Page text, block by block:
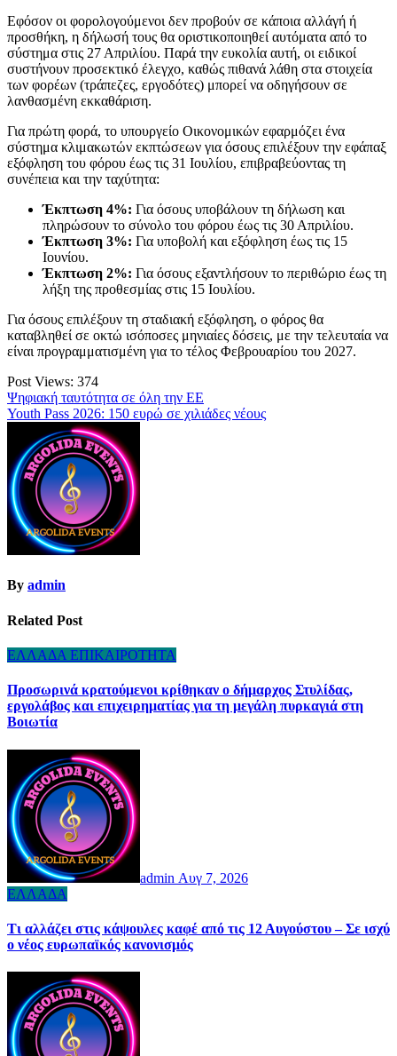
Εφόσον οι φορολογούμενοι δεν προβούν σε κάποια αλλάγή ή
προσθήκη, η δήλωσή τους θα οριστικοποιηθεί αυτόματα από το
σύστημα στις 27 Απριλίου. Παρά την ευκολία αυτή, οι ειδικοί
συστήνουν προσεκτικό έλεγχο, καθώς πιθανά λάθη στα στοιχεία
των φορέων (τράπεζες, εργοδότες) μπορεί να οδηγήσουν σε
λανθασμένη εκκαθάριση.
Για πρώτη φορά, το υπουργείο Οικονομικών εφαρμόζει ένα
σύστημα κλιμακωτών εκπτώσεων για όσους επιλέξουν την εφάπαξ
εξόφληση του φόρου έως τις 31 Ιουλίου, επιβραβεύοντας τη
συνέπεια και την ταχύτητα:
Έκπτωση 4%: Για όσους υποβάλουν τη δήλωση και
πληρώσουν το σύνολο του φόρου έως τις 30 Απριλίου.
Έκπτωση 3%: Για υποβολή και εξόφληση έως τις 15
Ιουνίου.
Έκπτωση 2%: Για όσους εξαντλήσουν το περιθώριο έως τη
λήξη της προθεσμίας στις 15 Ιουλίου.
Για όσους επιλέξουν τη σταδιακή εξόφληση, ο φόρος θα
καταβληθεί σε οκτώ ισόποσες μηνιαίες δόσεις, με την τελευταία να
είναι προγραμματισμένη για το τέλος Φεβρουαρίου του 2027.
Post Views: 374
Πλοήγηση
άρθρων
Ψηφιακή ταυτότητα σε όλη την ΕΕ
Youth Pass 2026: 150 ευρώ σε χιλιάδες νέους
By admin
Related Post
ΕΛΛΑΔΑ ΕΠΙΚΑΙΡΟΤΗΤΑ
Προσωρινά κρατούμενοι κρίθηκαν ο δήμαρχος Στυλίδας,
εργολάβος και επιχειρηματίας για τη μεγάλη πυρκαγιά στη
Βοιωτία
admin Αυγ 7, 2026
ΕΛΛΑΔΑ
Τι αλλάζει στις κάψουλες καφέ από τις 12 Αυγούστου – Σε ισχύ
ο νέος ευρωπαϊκός κανονισμός